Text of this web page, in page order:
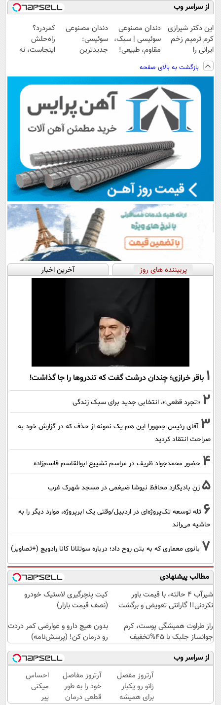
از سراسر وب
این دکتر شیرازی
کرم ترمیم زخم
ایرانی را
ساخت!!!
دندان مصنوعی
سوئیسی | سبک،
مقاوم، طبیعی!
رایگان+پرداخت
اقساطی😍
دندان مصنوعی
سوئیسی:
جدیدترین
پرداخت قسطی
کمردرد؟
راه‌حلش
اینجاست، نه
بازگشت به بالای صفحه
پربیننده های روز آخرین اخبار
1 باقر خرازی؛ چندان درشت گفت که تندروها را جا گذاشت!
2 «تجرد قطعی»، انتخابی جدید برای سبک زندگی
3 آقای رئیس جمهور! این هم یک نمونه از حذف که در گزارش خود به
صراحت انتقاد کردید
4 حضور محمدجواد ظریف در مراسم تشییع ابوالقاسم قاسم‌زاده
5 زنِ بادیگارد محافظ نیوشا ضیغمی در مسجد شهرک غرب
6 تله توسعه تک‌پروژه‌ای در اردبیل/وقتی یک ابرپروژه، موارد دیگر را به
حاشیه می‌راند
7 بانوی معماری که به بتن روح داد؛ درباره سوتلانا کانا رادویچ (+تصاویر)
مطالب پیشنهادی
شیر‌آب ۴ حالته، با قیمت باور
نکردنی!! گارانتی تعویض و برگشت
کیت پنچرگیری لاستیک خودرو
(نصف قیمت بازار)
راز طراوت همیشگی پوست، کرم
جوانساز جلبک با 45%تخفیف
بدون هیچ دارو و عوارضی کمر دردت
رو درمان کن! (پرسش‌نامه)
از سراسر وب
آرتروز مفصل
زانو رو یکبار
برای همیشه
آرتروز مفاصل
خود را به طور
قطعی درمان
احساس
میکنی
پیر